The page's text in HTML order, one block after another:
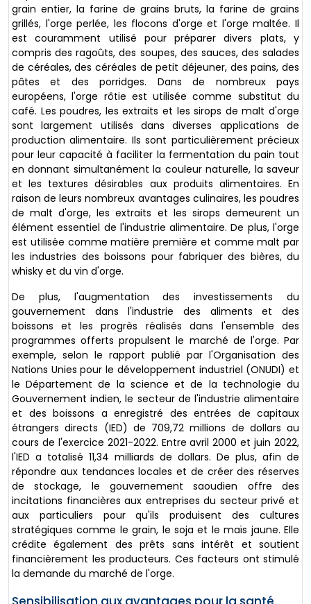
grain entier, la farine de grains bruts, la farine de grains
grillés, l'orge perlée, les flocons d'orge et l'orge maltée. Il
est couramment utilisé pour préparer divers plats, y
compris des ragoûts, des soupes, des sauces, des salades
de céréales, des céréales de petit déjeuner, des pains, des
pâtes et des porridges. Dans de nombreux pays
européens, l'orge rôtie est utilisée comme substitut du
café. Les poudres, les extraits et les sirops de malt d'orge
sont largement utilisés dans diverses applications de
production alimentaire. Ils sont particulièrement précieux
pour leur capacité à faciliter la fermentation du pain tout
en donnant simultanément la couleur naturelle, la saveur
et les textures désirables aux produits alimentaires. En
raison de leurs nombreux avantages culinaires, les poudres
de malt d'orge, les extraits et les sirops demeurent un
élément essentiel de l'industrie alimentaire. De plus, l'orge
est utilisée comme matière première et comme malt par
les industries des boissons pour fabriquer des bières, du
whisky et du vin d'orge.
De plus, l'augmentation des investissements du
gouvernement dans l'industrie des aliments et des
boissons et les progrès réalisés dans l'ensemble des
programmes offerts propulsent le marché de l'orge. Par
exemple, selon le rapport publié par l'Organisation des
Nations Unies pour le développement industriel (ONUDI) et
le Département de la science et de la technologie du
Gouvernement indien, le secteur de l'industrie alimentaire
et des boissons a enregistré des entrées de capitaux
étrangers directs (IED) de 709,72 millions de dollars au
cours de l'exercice 2021-2022. Entre avril 2000 et juin 2022,
l'IED a totalisé 11,34 milliards de dollars. De plus, afin de
répondre aux tendances locales et de créer des réserves
de stockage, le gouvernement saoudien offre des
incitations financières aux entreprises du secteur privé et
aux particuliers pour qu'ils produisent des cultures
stratégiques comme le grain, le soja et le maïs jaune. Elle
crédite également des prêts sans intérêt et soutient
financièrement les producteurs. Ces facteurs ont stimulé
la demande du marché de l'orge.